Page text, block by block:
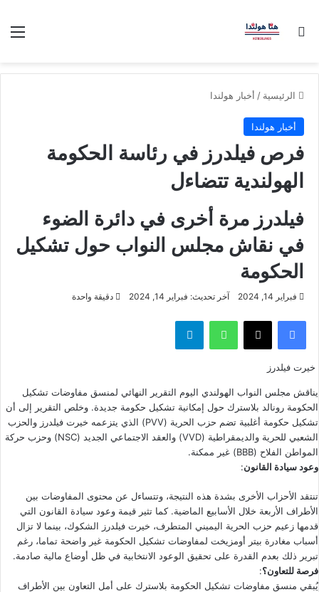
بحث عن
الرئيسية / أخبار هولندا
أخبار هولندا
فرص فيلدرز في رئاسة الحكومة
الهولندية تتضاءل
فيلدرز مرة أخرى في دائرة الضوء
في نقاش مجلس النواب حول تشكيل
الحكومة
فبراير 14, 2024 آخر تحديث: فبراير 14, 2024 دقيقة واحدة
فيسبوك ‫X واتساب تيلقرام
خيرت فيلدرز
يناقش مجلس النواب الهولندي اليوم التقرير النهائي لمنسق مفاوضات تشكيل
الحكومة رونالد بلاسترك حول إمكانية تشكيل حكومة جديدة. وخلص التقرير إلى أن
تشكيل حكومة أغلبية تضم حزب الحرية (PVV) الذي يتزعمه خيرت فيلدرز والحزب
الشعبي للحرية والديمقراطية (VVD) والعقد الاجتماعي الجديد (NSC) وحزب حركة
المواطن الفلاح (BBB) غير ممكنة.
وعود سيادة القانون:
تنتقد الأحزاب الأخرى بشدة هذه النتيجة، وتتساءل عن محتوى المفاوضات بين
الأطراف الأربعة خلال الأسابيع الماضية. كما تثير قيمة وعود سيادة القانون التي
قدمها زعيم حزب الحرية اليميني المتطرف، خيرت فيلدرز الشكوك، بينما لا تزال
أسباب مغادرة بيتر أومزيخت لمفاوضات تشكيل الحكومة غير واضحة تماما، رغم
تبرير ذلك بعدم القدرة على تحقيق الوعود الانتخابية في ظل أوضاع مالية صادمة.
فرصة للتعاون؟:
يُبقي منسق مفاوضات تشكيل الحكومة بلاسترك على أمل التعاون بين الأطراف